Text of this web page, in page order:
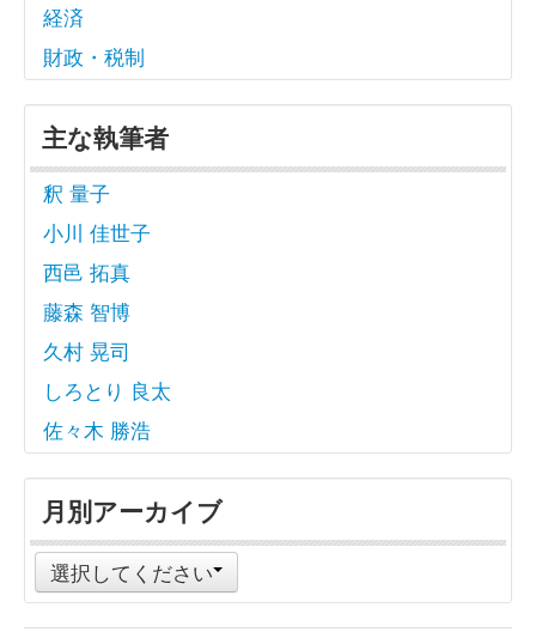
経済
財政・税制
主な執筆者
釈 量子
小川 佳世子
西邑 拓真
藤森 智博
久村 晃司
しろとり 良太
佐々木 勝浩
月別アーカイブ
選択してください